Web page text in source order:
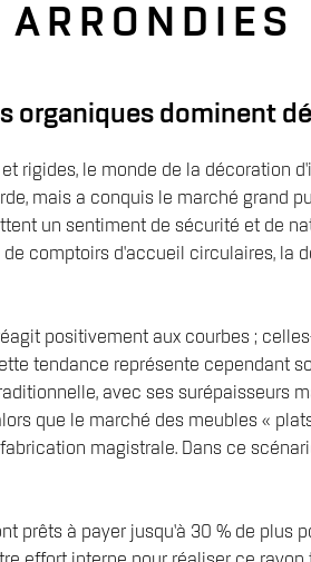
organiques dominent
rigides, le monde de la décoration
mais a conquis le marché grand
un sentiment de sécurité et de
comptoirs d'accueil circulaires, la
positivement aux courbes ;
tendance représente cependant
avec ses surépaisseurs
que le marché des meubles «
magistrale. Dans ce
prêts à payer jusqu’à 30 % de